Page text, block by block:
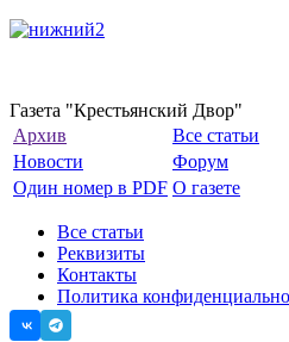
Газета "Крестьянский Двор"
Архив
Все статьи
Новости
Форум
Один номер в PDF О газете
Все статьи
Реквизиты
Контакты
Политика